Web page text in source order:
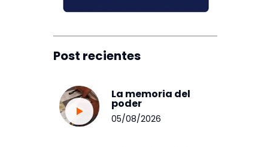
Post recientes
La memoria del
poder
05/08/2026